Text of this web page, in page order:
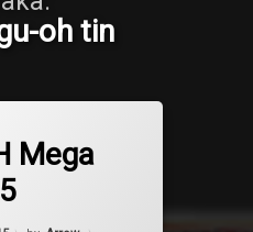
oh tin
Mega
Updated on